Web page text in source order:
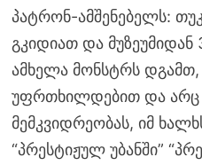
პატრონ-ამშენებელს:
გკიდიათ და
ამხელა მონსტრს
უფრთხილდებით და არც
მემკვიდრეობას, იმ
“პრესტიჟულ უბანში”